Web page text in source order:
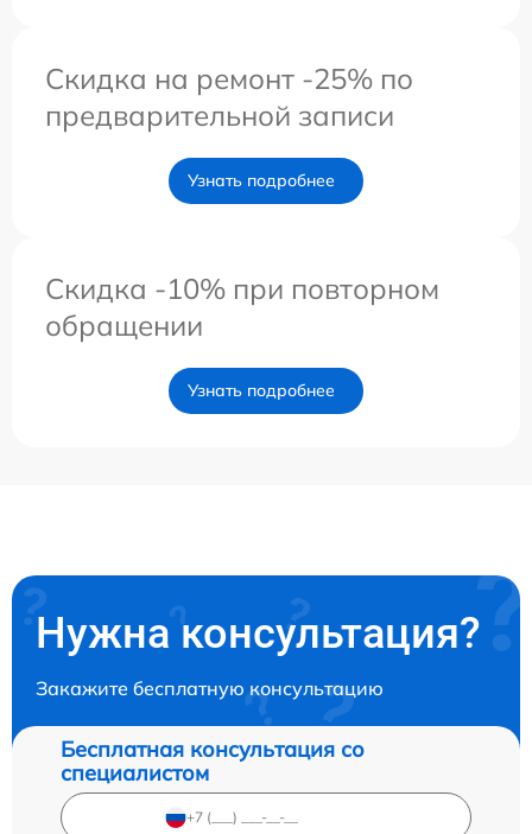
Скидка на ремонт -25% по
предварительной записи
Узнать подробнее
Скидка -10% при повторном
обращении
Узнать подробнее
Нужна консультация?
Закажите бесплатную консультацию
Бесплатная консультация со
специалистом